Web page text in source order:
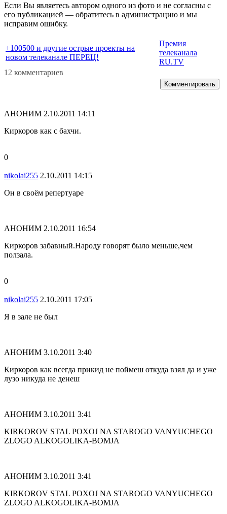
Если Вы являетесь автором одного из фото и не согласны с
его публикацией — обратитесь в администрацию и мы
исправим ошибку.
+100500 и другие острые проекты на
новом телеканале ПЕРЕЦ!
Премия
телеканала
RU.TV
12 комментариев
Комментировать
АНОНИМ 2.10.2011 14:11
Киркоров как с бахчи.
0
nikolai255 2.10.2011 14:15
Он в своём репертуаре
АНОНИМ 2.10.2011 16:54
Киркоров забавный.Народу говорят было меньше,чем
ползала.
0
nikolai255 2.10.2011 17:05
Я в зале не был
АНОНИМ 3.10.2011 3:40
Киркоров как всегда прикид не поймеш откуда взял да и уже
лузо никуда не денеш
АНОНИМ 3.10.2011 3:41
KIRKOROV STAL POXOJ NA STAROGO VANYUCHEGO
ZLOGO ALKOGOLIKA-BOMJA
АНОНИМ 3.10.2011 3:41
KIRKOROV STAL POXOJ NA STAROGO VANYUCHEGO
ZLOGO ALKOGOLIKA-BOMJA